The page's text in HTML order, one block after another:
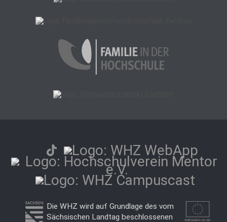
Die WHZ wird auf Grundlage des vom
Sächsischen Landtag beschlossenen